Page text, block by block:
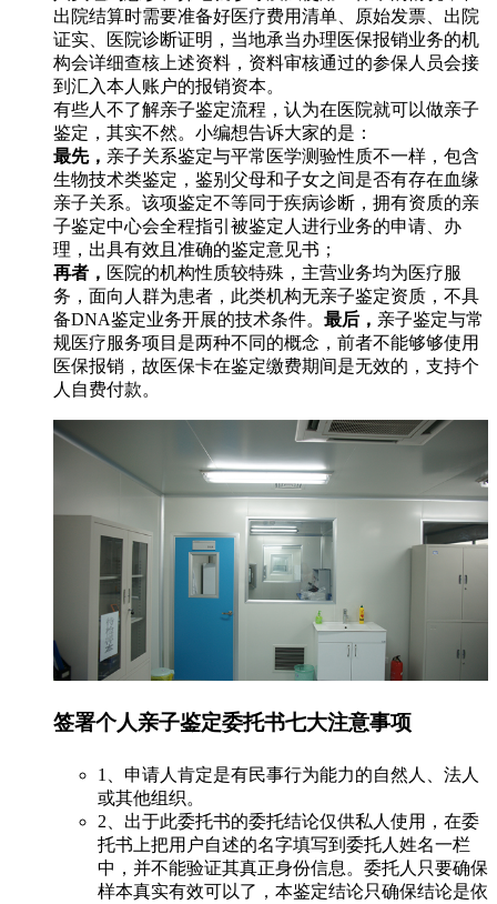
出院结算时需要准备好医疗费用清单、原始发票、出院
证实、医院诊断证明，当地承当办理医保报销业务的机
构会详细查核上述资料，资料审核通过的参保人员会接
到汇入本人账户的报销资本。
有些人不了解亲子鉴定流程，认为在医院就可以做亲子
鉴定，其实不然。小编想告诉大家的是：
最先， 亲子关系鉴定与平常医学测验性质不一样，包含
生物技术类鉴定，鉴别父母和子女之间是否有存在血缘
亲子关系。该项鉴定不等同于疾病诊断，拥有资质的亲
子鉴定中心会全程指引被鉴定人进行业务的申请、办
理，出具有效且准确的鉴定意见书；
再者， 医院的机构性质较特殊，主营业务均为医疗服
务，面向人群为患者，此类机构无亲子鉴定资质，不具
备DNA鉴定业务开展的技术条件。 最后， 亲子鉴定与常
规医疗服务项目是两种不同的概念，前者不能够够使用
医保报销，故医保卡在鉴定缴费期间是无效的，支持个
人自费付款。
签署个人亲子鉴定委托书七大注意事项
1、申请人肯定是有民事行为能力的自然人、法人
或其他组织。
2、出于此委托书的委托结论仅供私人使用，在委
托书上把用户自述的名字填写到委托人姓名一栏
中，并不能验证其真正身份信息。委托人只要确保
样本真实有效可以了，本鉴定结论只确保结论是依